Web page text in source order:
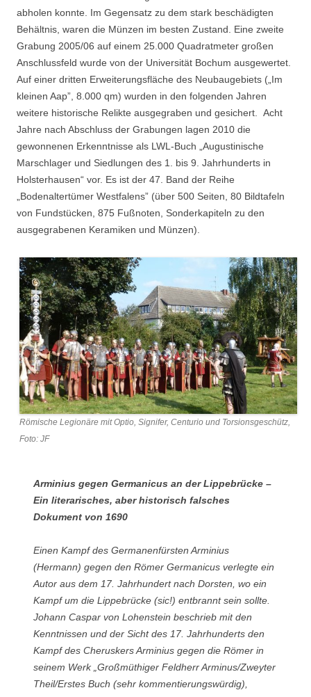
abholen konnte. Im Gegensatz zu dem stark beschädigten
Behältnis, waren die Münzen im besten Zustand. Eine zweite
Grabung 2005/06 auf einem 25.000 Quadratmeter großen
Anschlussfeld wurde von der Universität Bochum ausgewertet.
Auf einer dritten Erweiterungsfläche des Neubaugebiets („Im
kleinen Aap”, 8.000 qm) wurden in den folgenden Jahren
weitere historische Relikte ausgegraben und gesichert. Acht
Jahre nach Abschluss der Grabungen lagen 2010 die
gewonnenen Erkenntnisse als LWL-Buch „Augustinische
Marschlager und Siedlungen des 1. bis 9. Jahrhunderts in
Holsterhausen“ vor. Es ist der 47. Band der Reihe
„Bodenaltertümer Westfalens” (über 500 Seiten, 80 Bildtafeln
von Fundstücken, 875 Fußnoten, Sonderkapiteln zu den
ausgegrabenen Keramiken und Münzen).
Römische Legionäre mit Optio, Signifer, Centurio und Torsionsgeschütz,
Foto: JF
Arminius gegen Germanicus an der Lippebrücke –
Ein literarisches, aber historisch falsches
Dokument von 1690
Einen Kampf des Germanenfürsten Arminius
(Hermann) gegen den Römer Germanicus verlegte ein
Autor aus dem 17. Jahrhundert nach Dorsten, wo ein
Kampf um die Lippebrücke (sic!) entbrannt sein sollte.
Johann Caspar von Lohenstein beschrieb mit den
Kenntnissen und der Sicht des 17. Jahrhunderts den
Kampf des Cheruskers Arminius gegen die Römer in
seinem Werk „Großmüthiger Feldherr Arminus/Zweyter
Theil/Erstes Buch (sehr kommentierungswürdig),